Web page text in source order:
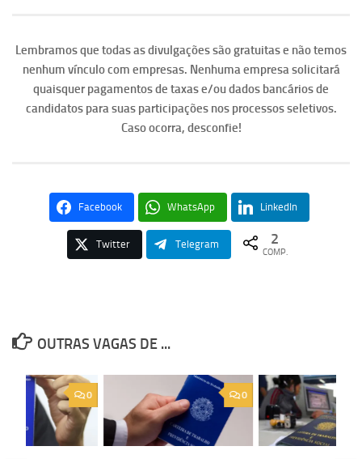
Lembramos que todas as divulgações são gratuitas e não temos
nenhum vínculo com empresas. Nenhuma empresa solicitará
quaisquer pagamentos de taxas e/ou dados bancários de
candidatos para suas participações nos processos seletivos.
Caso ocorra, desconfie!
Facebook WhatsApp LinkedIn
Twitter Telegram 2
COMP.
OUTRAS VAGAS DE ...
0
0